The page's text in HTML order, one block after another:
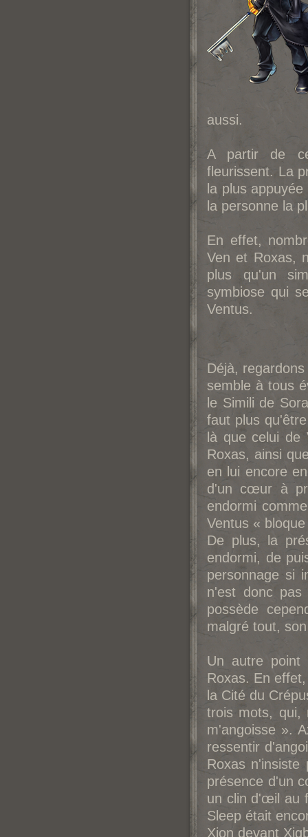
aussi.
A partir de
fleurissent. La
la plus
la personne la
En effet,
Ven et Roxas,
plus qu'un
symbiose qui
Ventus.
Déjà,
semble à tous
le Simili de
faut plus
là que celui de
Roxas, ainsi
en lui encore
d'un cœur à
endormi
Ventus «
De plus, la
endormi, de
personnage si
n'est donc
possède
malgré tout,
Un autre
Roxas. En
la Cité du
trois mots, qui,
m'angoisse ».
ressentir
Roxas
présence d'un
un clin d'œil au
Sleep était
Xion devant